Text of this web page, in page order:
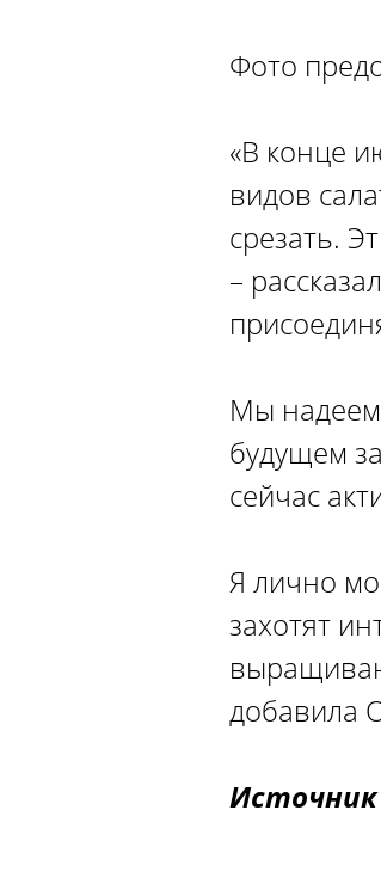
Фото
«В конце
видов
срезать.
–
Мы
будущем
сейчас
Я лично
захотят
добавила